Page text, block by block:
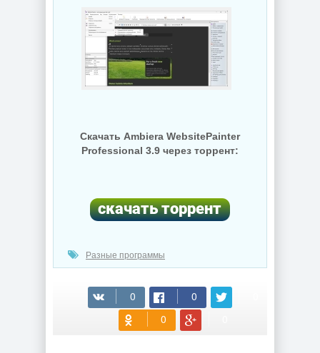
Скачать Ambiera WebsitePainter
Professional 3.9 через торрент:
(cкачиваний: 37)
Разные программы